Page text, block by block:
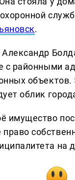
.
с районными
облик
имущество
на